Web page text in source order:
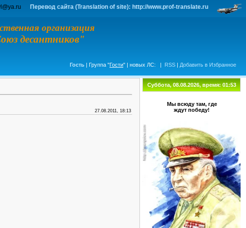
сайта (Translation of site): http://www.prof-translate.ru
организация
десантников"
Гость | Группа "Гости" | новых ЛС: | RSS | Добавить в Избранное
27.08.2011, 18:13
Суббота, 08.08.2026, время: 01:53
Мы всюду там, где
ждут победу!